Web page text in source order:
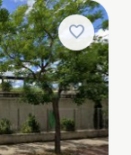
favorite